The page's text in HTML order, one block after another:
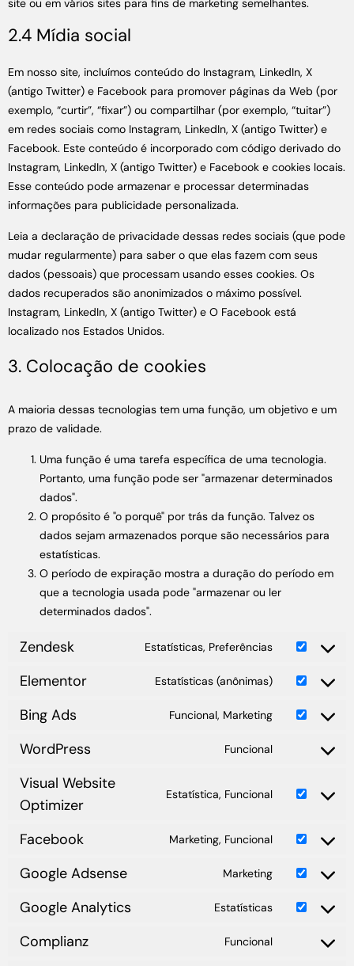
site ou em vários sites para fins de marketing semelhantes.
2.4 Mídia social
Em nosso site, incluímos conteúdo do Instagram, LinkedIn, X
(antigo Twitter) e Facebook para promover páginas da Web (por
exemplo, “curtir”, “fixar”) ou compartilhar (por exemplo, “tuitar”)
em redes sociais como Instagram, LinkedIn, X (antigo Twitter) e
Facebook. Este conteúdo é incorporado com código derivado do
Instagram, LinkedIn, X (antigo Twitter) e Facebook e cookies locais.
Esse conteúdo pode armazenar e processar determinadas
informações para publicidade personalizada.
Leia a declaração de privacidade dessas redes sociais (que pode
mudar regularmente) para saber o que elas fazem com seus
dados (pessoais) que processam usando esses cookies. Os
dados recuperados são anonimizados o máximo possível.
Instagram, LinkedIn, X (antigo Twitter) e O Facebook está
localizado nos Estados Unidos.
3. Colocação de cookies
A maioria dessas tecnologias tem uma função, um objetivo e um
prazo de validade.
Uma função é uma tarefa específica de uma tecnologia.
Portanto, uma função pode ser "armazenar determinados
dados".
O propósito é "o porquê" por trás da função. Talvez os
dados sejam armazenados porque são necessários para
estatísticas.
O período de expiração mostra a duração do período em
que a tecnologia usada pode "armazenar ou ler
determinados dados".
Zendesk Estatísticas, Preferências
Elementor Estatísticas (anônimas)
Bing Ads Funcional, Marketing
WordPress Funcional
Visual Website
Optimizer
Estatística, Funcional
Facebook Marketing, Funcional
Google Adsense Marketing
Google Analytics Estatísticas
Complianz Funcional